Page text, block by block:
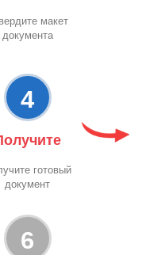
макет
документа
4
готовый
документ
6